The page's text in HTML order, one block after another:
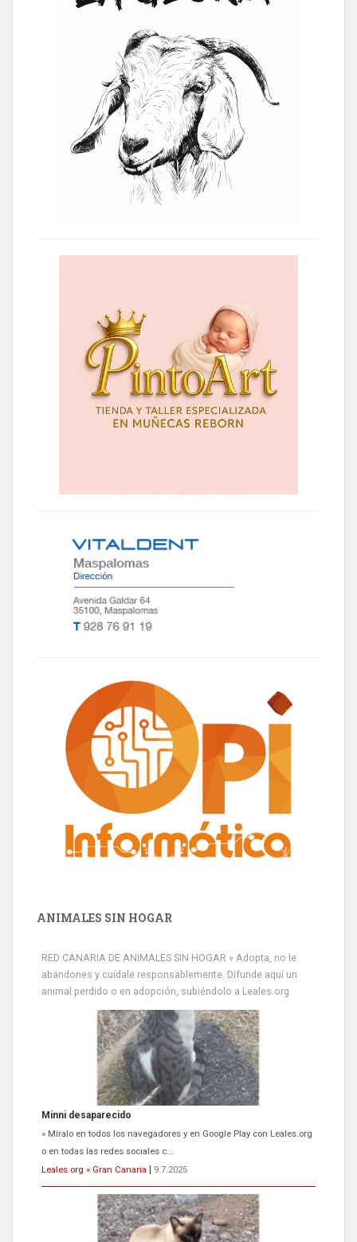
ANIMALES SIN HOGAR
RED CANARIA DE ANIMALES SIN HOGAR » Adopta, no le
abandones y cuídale responsablemente. Difunde aquí un
animal perdido o en adopción, subiéndolo a Leales.org
» Míralo en todos los navegadores y en Google Play con Leales.org
o en todas las redes sociales c...
Leales.org » Gran Canaria | 9.7.2025